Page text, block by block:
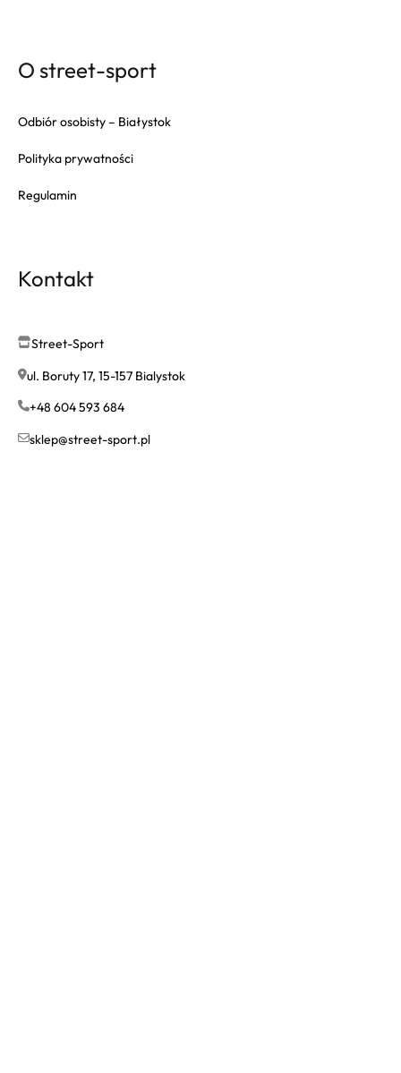
O street-sport
Odbiór osobisty – Białystok
Polityka prywatności
Regulamin
Kontakt
Street-Sport
ul. Boruty 17, 15-157 Bialystok
+48 604 593 684
sklep@street-sport.pl